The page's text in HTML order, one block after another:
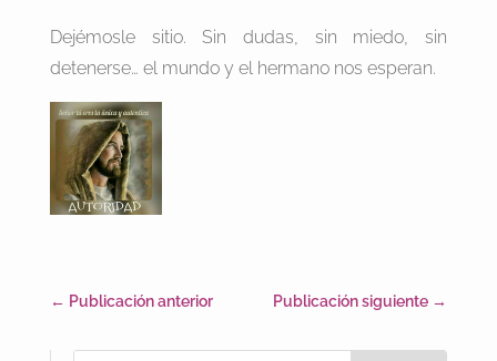
Dejémosle sitio. Sin dudas, sin miedo, sin
detenerse… el mundo y el hermano nos esperan.
← Publicación anterior Publicación siguiente →